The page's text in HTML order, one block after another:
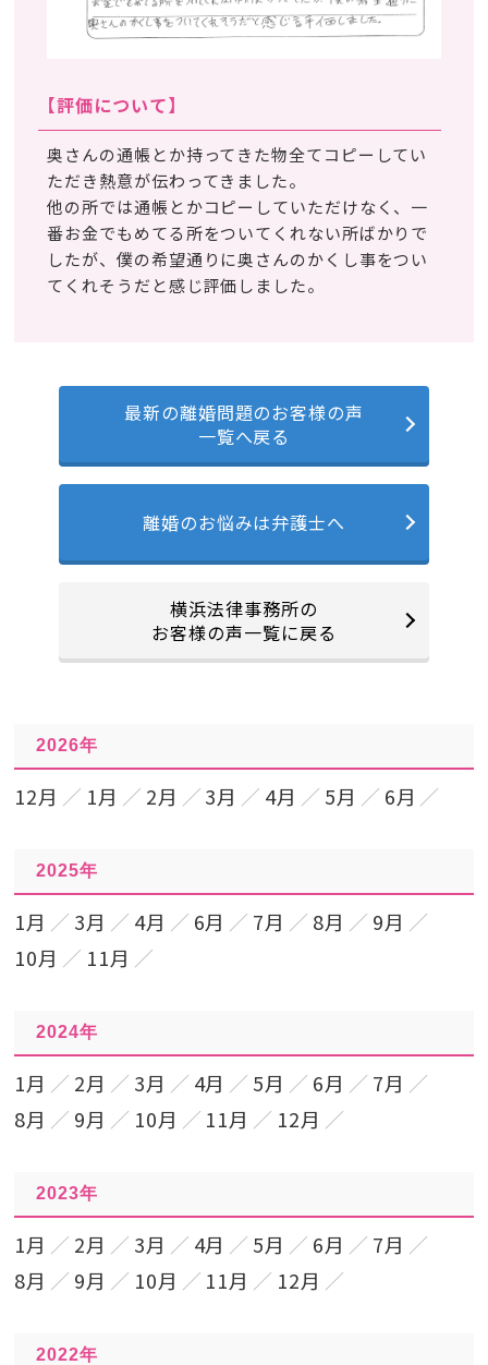
【評価について】
奥さんの通帳とか持ってきた物全てコピーしてい
ただき熱意が伝わってきました。
他の所では通帳とかコピーしていただけなく、一
番お金でもめてる所をついてくれない所ばかりで
したが、僕の希望通りに奥さんのかくし事をつい
てくれそうだと感じ評価しました。
最新の離婚問題のお客様の声
一覧へ戻る
離婚のお悩みは弁護士へ
横浜法律事務所の
お客様の声一覧に戻る
2026年
12月 1月 2月 3月 4月 5月 6月
2025年
1月 3月 4月 6月 7月 8月
9月
10月
11月
2024年
1月 2月 3月 4月 5月 6月
7月
8月
9月 10月 11月 12月
2023年
1月 2月 3月 4月 5月 6月
7月
8月
9月 10月 11月 12月
2022年